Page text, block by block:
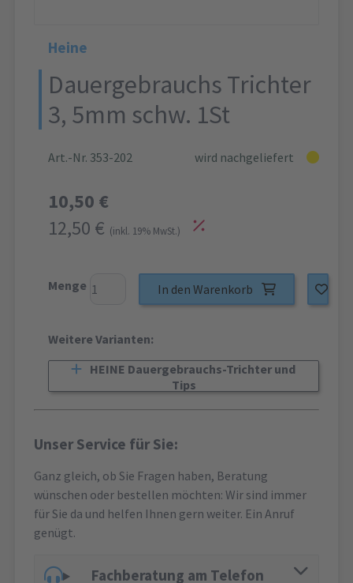
Heine
Dauergebrauchs Trichter
3, 5mm schw. 1St
Art.-Nr. 353-202 wird nachgeliefert
10,50 €
12,50 € (inkl. 19% MwSt.)
Menge In den Warenkorb
Weitere Varianten:
HEINE Dauergebrauchs-Trichter und
Tips
Unser Service für Sie:
Ganz gleich, ob Sie Fragen haben, Beratung
wünschen oder bestellen möchten: Wir sind immer
für Sie da und helfen Ihnen gern weiter. Ein Anruf
genügt.
Fachberatung am Telefon